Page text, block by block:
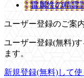
雷属性の精霊
ユーザー登録のご案
ユーザー登録(無料)
ます。
新規登録(無料)して使